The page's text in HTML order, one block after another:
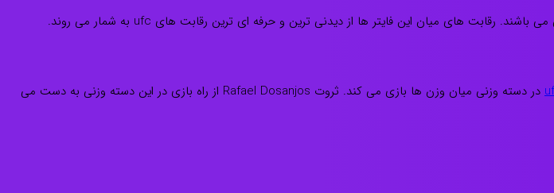
در دسته وزنی میان وزن ها بازی می کند. ثروت Rafael Dosanjos از راه بازی در این دسته وزنی به دست می